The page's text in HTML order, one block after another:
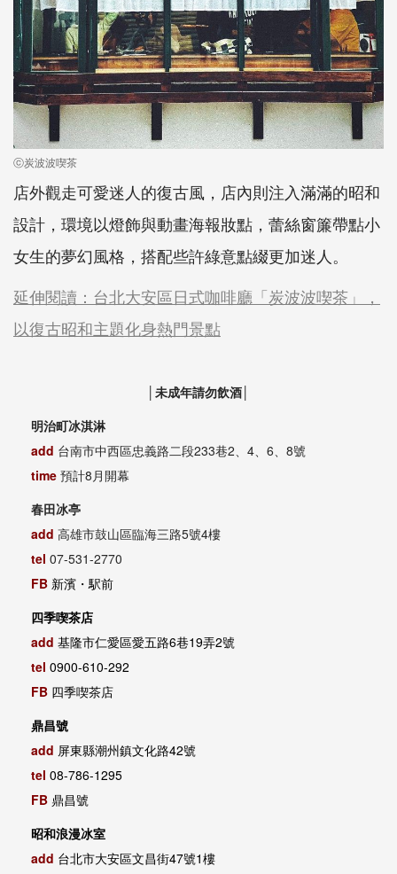
ⓒ炭波波喫茶
店外觀走可愛迷人的復古風，店內則注入滿滿的昭和
設計，環境以燈飾與動畫海報妝點，蕾絲窗簾帶點小
女生的夢幻風格，搭配些許綠意點綴更加迷人。
延伸閱讀：台北大安區日式咖啡廳「炭波波喫茶」，
以復古昭和主題化身熱門景點
│未成年請勿飲酒│
明治町冰淇淋
add 台南市中西區忠義路二段233巷2、4、6、8號
time 預計8月開幕
春田冰亭
add 高雄市鼓山區臨海三路5號4樓
tel 07-531-2770
FB 新濱・駅前
四季喫茶店
add 基隆市仁愛區愛五路6巷19弄2號
tel 0900-610-292
FB 四季喫茶店
鼎昌號
add 屏東縣潮州鎮文化路42號
tel 08-786-1295
FB 鼎昌號
昭和浪漫冰室
add 台北市大安區文昌街47號1樓